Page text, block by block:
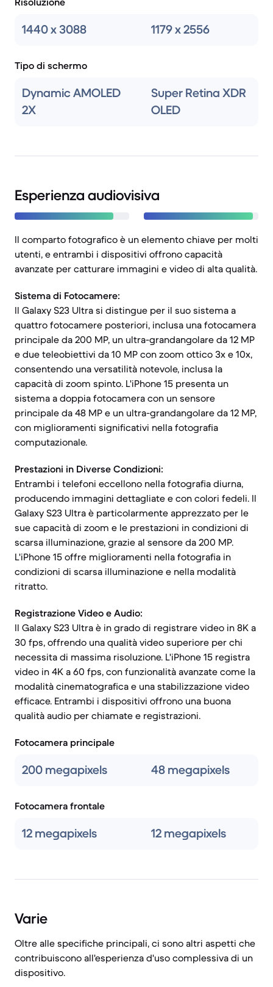
1440 x 3088 1179 x 2556
Tipo di schermo
Dynamic AMOLED
2X
Super Retina XDR
OLED
Esperienza audiovisiva
Il comparto fotografico è un elemento chiave per molti
utenti, e entrambi i dispositivi offrono capacità
avanzate per catturare immagini e video di alta qualità.
Sistema di Fotocamere:
Il Galaxy S23 Ultra si distingue per il suo sistema a
quattro fotocamere posteriori, inclusa una fotocamera
principale da 200 MP, un ultra-grandangolare da 12 MP
e due teleobiettivi da 10 MP con zoom ottico 3x e 10x,
consentendo una versatilità notevole, inclusa la
capacità di zoom spinto. L'iPhone 15 presenta un
sistema a doppia fotocamera con un sensore
principale da 48 MP e un ultra-grandangolare da 12 MP,
con miglioramenti significativi nella fotografia
computazionale.
Prestazioni in Diverse Condizioni:
Entrambi i telefoni eccellono nella fotografia diurna,
producendo immagini dettagliate e con colori fedeli. Il
Galaxy S23 Ultra è particolarmente apprezzato per le
sue capacità di zoom e le prestazioni in condizioni di
scarsa illuminazione, grazie al sensore da 200 MP.
L'iPhone 15 offre miglioramenti nella fotografia in
condizioni di scarsa illuminazione e nella modalità
ritratto.
Registrazione Video e Audio:
Il Galaxy S23 Ultra è in grado di registrare video in 8K a
30 fps, offrendo una qualità video superiore per chi
necessita di massima risoluzione. L'iPhone 15 registra
video in 4K a 60 fps, con funzionalità avanzate come la
modalità cinematografica e una stabilizzazione video
efficace. Entrambi i dispositivi offrono una buona
qualità audio per chiamate e registrazioni.
Fotocamera principale
200 megapixels 48 megapixels
Fotocamera frontale
12 megapixels 12 megapixels
Varie
Oltre alle specifiche principali, ci sono altri aspetti che
contribuiscono all'esperienza d'uso complessiva di un
dispositivo.